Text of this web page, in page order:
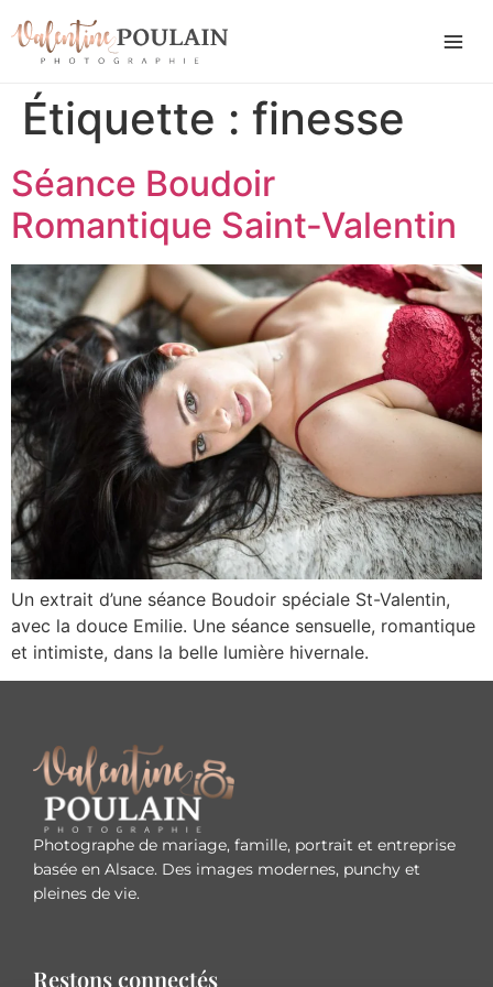
Étiquette : finesse
Séance Boudoir
Romantique Saint-Valentin
Un extrait d’une séance Boudoir spéciale St-Valentin,
avec la douce Emilie. Une séance sensuelle, romantique
et intimiste, dans la belle lumière hivernale.
Photographe de mariage, famille, portrait et entreprise
basée en Alsace. Des images modernes, punchy et
pleines de vie.
Restons connectés